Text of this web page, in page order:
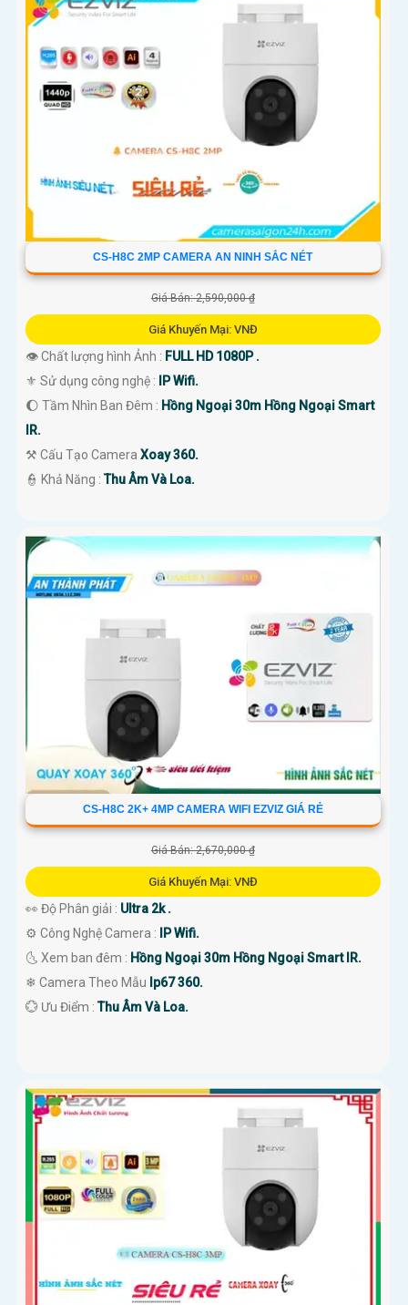
CS-H8C 2MP CAMERA AN NINH SẮC NÉT
Giá Bán: 2,590,000 ₫
Giá Khuyến Mại: VNĐ
👁 Chất lượng hình Ảnh : FULL HD 1080P .
⚜️ Sử dụng công nghệ :
IP Wifi.
🌔 Tầm Nhìn Ban Đêm : Hồng Ngoại 30m Hồng Ngoại Smart
IR.
⚒ Cấu Tạo Camera Xoay 360.
️👮 Khả Năng :Thu Âm Và Loa.
CS-H8C 2K+ 4MP CAMERA WIFI EZVIZ GIÁ RẺ
Giá Bán: 2,670,000 ₫
Giá Khuyến Mại: VNĐ
👀 Độ Phân giải : Ultra 2k .
⚙ Công Nghệ Camera :
IP Wifi.
🌜 Xem ban đêm : Hồng Ngoại 30m Hồng Ngoại Smart IR.
❄ Camera Theo Mẫu Ip67 360.
️💮 Ưu Điểm :Thu Âm Và Loa.